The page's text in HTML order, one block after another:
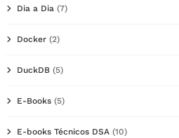
Dia a Dia (7)
Docker (2)
DuckDB (5)
E-Books (5)
E-books Técnicos DSA (10)